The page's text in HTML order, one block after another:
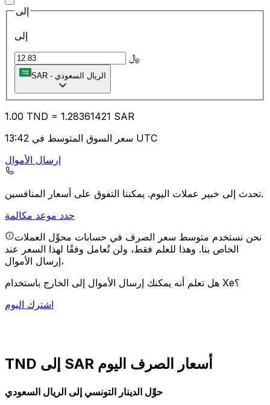
إلى
إلى
﷼
SAR - الريال السعودي
1.00 TND = 1.28361421 SAR
سعر السوق المتوسط في 13:42 UTC
إرسال الأموال
تحدث إلى خبير عملات اليوم.يمكننا التفوق على أسعار المنافسين.
حدد موعد مكالمة
نحن نستخدم متوسط سعر الصرف في حسابات محوِّل العملات
الخاص بنا. وهذا للعلم فقط، ولن تُعامل وفقًا لهذا السعر عند
إرسال الأموال،
هل تعلم أنه يمكنك إرسال الأموال إلى الخارج باستخدام Xe؟
اشترك اليوم
TND إلى SAR أسعار الصرف اليوم
حوِّل الدينار التونسي إلى الريال السعودي